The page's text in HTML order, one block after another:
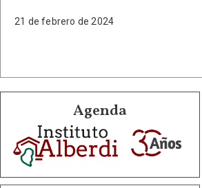
21 de febrero de 2024
Agenda